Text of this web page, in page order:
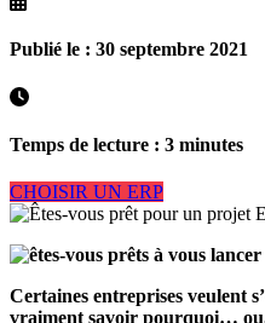
Publié le : 30 septembre 2021
Temps de lecture : 3 minutes
CHOISIR UN ERP
Certaines entreprises veulent
vraiment savoir pourquoi… ou,